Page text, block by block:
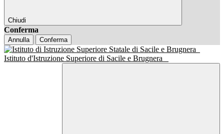
Chiudi
Conferma
Annulla Conferma
Istituto d'Istruzione Superiore di Sacile e Brugnera